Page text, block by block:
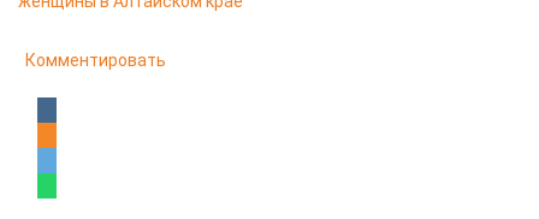
Комментировать